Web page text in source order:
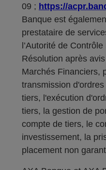
09 ; https://
Banque est
prestataire de
l’Autorité de
Résolution après
Marchés Financiers,
transmission
tiers, l'exécution
tiers, la gestion de
compte de tiers, le
investissement, la
placement non